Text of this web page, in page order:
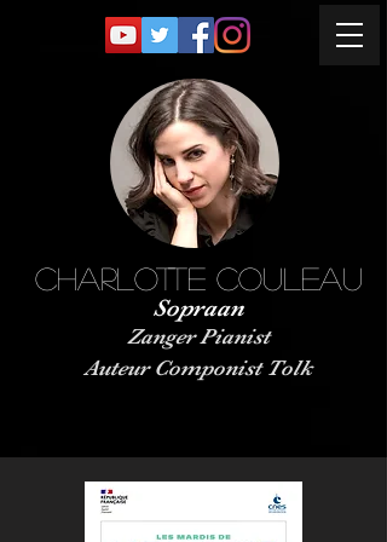
Charlotte Couleau
Sopraan
Zanger Pianist
Auteur Componist Tolk